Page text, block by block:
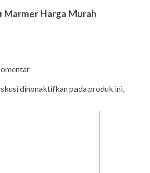
Marmer Harga Murah
dinonaktifkan pada produk ini.